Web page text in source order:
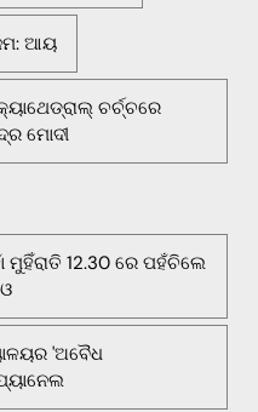
ଆୟ
ଚର୍ଚ୍ଚରେ
ମୋଦୀ
ମୁହିଁରାତି 12.30 ରେ ପହଁଚିଲେ
'ଅବୈଧ